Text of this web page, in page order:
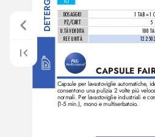
DOSAGGIO 1 TAB = 1
PZ/CART 5
U.TÀ VENDITA 100 T
REF. UNITÀ
CAPSULE F
Capsule per lavastoviglie automatiche,
consentono una pulizia 2 volte più
normali. Per lavastoviglie industriali e
(1-5 min.), mono e multiserbatoio.